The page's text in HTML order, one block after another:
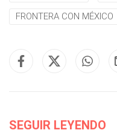
FRONTERA CON MÉXICO
SEGUIR LEYENDO